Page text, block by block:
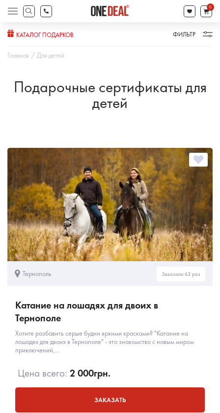
товаров
Поиск
товаров
0
Главная Для детей
Подарочные сертификаты для
детей
КАТАЛОГ ПОДАРКОВ ФИЛЬТР
Тернополь Заказали 63 раз
Катание на лошадях для двоих в
Тернополе
Хотите разбавить серые будни яркими красками? "Катание на
лошадях для двоих в Тернополе" - это знакомство с новым миром
приключений,...
Цена всего: 2 000грн.
ЗАКАЗАТЬ